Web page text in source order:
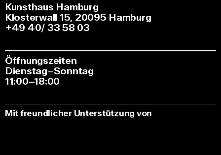
Kunsthaus Hamburg
Klosterwall 15, 20095 Hamburg
+49 40/ 33 58 03
Öffnungszeiten
Dienstag–Sonntag
11:00–18:00
Mit freundlicher Unterstützung von